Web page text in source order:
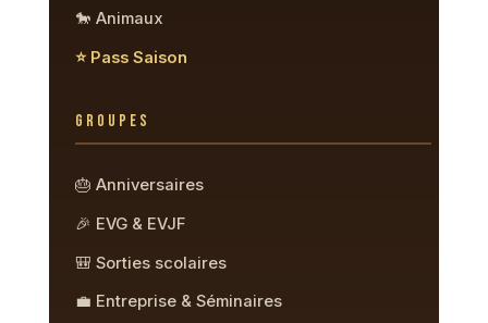
🐎 Animaux
⭐ Pass Saison
GROUPES
🎂 Anniversaires
🎉 EVG & EVJF
🎒 Sorties scolaires
💼 Entreprise & Séminaires